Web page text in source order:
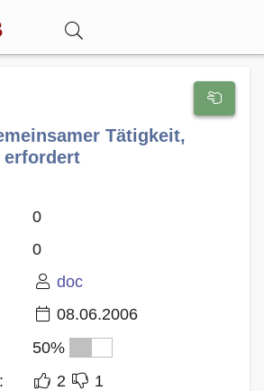
Tätigkeit,
0
0
doc
08.06.2006
50%
2 1